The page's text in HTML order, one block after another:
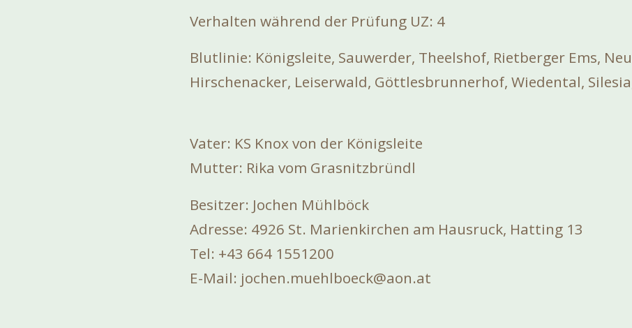
Verhalten während der Prüfung UZ: 4
Blutlinie: Königsleite, Sauwerder, Theelshof, Rietberger Ems,
Hirschenacker, Leiserwald, Göttlesbrunnerhof, Wiedental,
Vater: KS Knox von der Königsleite
Mutter: Rika vom Grasnitzbründl
Besitzer: Jochen Mühlböck
Adresse: 4926 St. Marienkirchen am Hausruck, Hatting 13
Tel: +43 664 1551200
E-Mail: jochen.muehlboeck@aon.at